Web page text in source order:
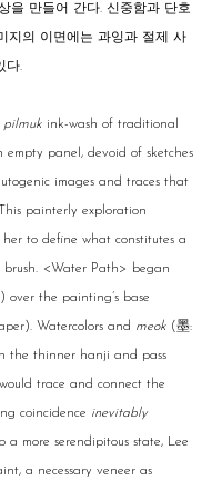
을 만들어 간다. 신중함과 단호
지의 이면에는 과잉과 절제 사
다.
pilmuk ink-wash of traditional
panel, devoid of sketches
images and traces that
painterly exploration
to define what constitutes a
<Water Path> began
the painting’s base
Watercolors and meok (墨:
the thinner hanji and pass
trace and connect the
coincidence inevitably
more serendipitous state, Lee
a necessary veneer as